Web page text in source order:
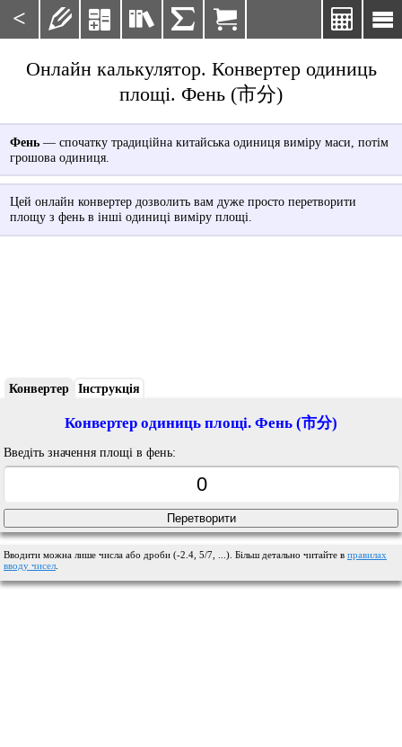
< 

    
Онлайн калькулятор. Конвертер одиниць
площі. Фень (市分)
Фень— спочатку традиційна китайська одиниця виміру маси, потім
грошова одиниця.
Цей онлайн конвертер дозволить вам дуже просто перетворити
площу з фень в інші одиниці виміру площі.
Конвертер Інструкція
Конвертер одиниць площі. Фень (市分)
Введіть значення площі в фень:
Вводити можна лише числа або дроби (-2.4, 5/7, ...). Більш детально читайте в правилах
вводу чисел